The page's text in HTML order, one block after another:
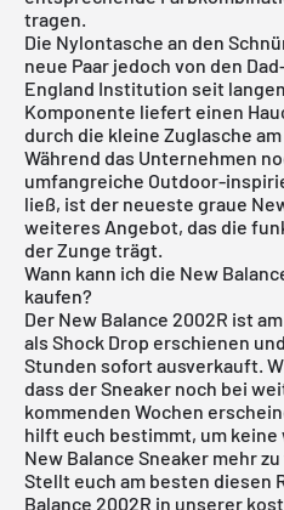
tragen.
Die Nylontasche an den
neue Paar jedoch von den
England Institution seit
Komponente liefert einen
durch die kleine Zuglasche
Während das Unternehmen
umfangreiche Outdoor-
ließ, ist der neueste graue
weiteres Angebot, das die
der Zunge trägt.
Wann kann ich die New
kaufen?
Der New Balance 2002R ist
als Shock Drop erschienen
Stunden sofort ausverkauft.
dass der Sneaker noch bei
kommenden Wochen
hilft euch bestimmt, um
New Balance Sneaker mehr
Stellt euch am besten diesen
Balance 2002R in unserer